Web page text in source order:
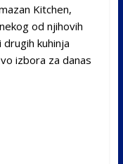
Kitchen,
od njihovih
kuhinja
izbora za danas